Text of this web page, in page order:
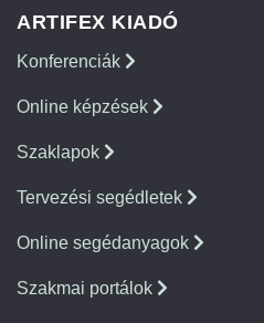
ARTIFEX KIADÓ
Konferenciák
Online képzések
Szaklapok
Tervezési segédletek
Online segédanyagok
Szakmai portálok